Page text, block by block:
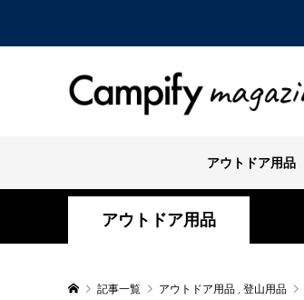
アウトドア用品
アウトドア用品
記事一覧 アウトドア用品 ,登山用品